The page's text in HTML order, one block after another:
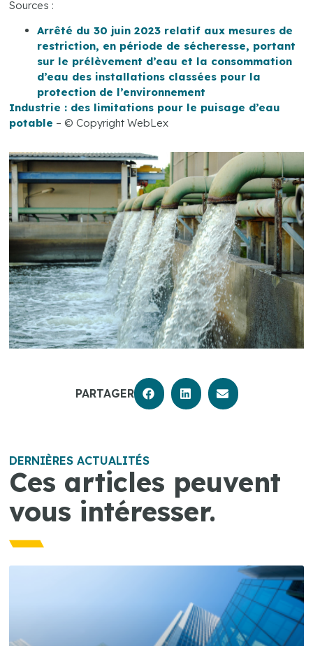
Sources :
Arrêté du 30 juin 2023 relatif aux mesures de
restriction, en période de sécheresse, portant
sur le prélèvement d’eau et la consommation
d’eau des installations classées pour la
protection de l’environnement
Industrie : des limitations pour le puisage d’eau
potable – © Copyright WebLex
PARTAGER
DERNIÈRES ACTUALITÉS
Ces articles peuvent
vous intéresser.